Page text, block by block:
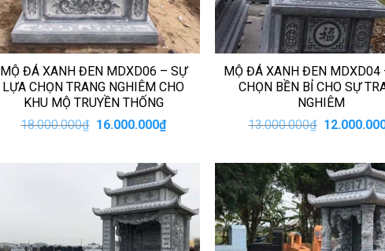
MỘ ĐÁ XANH ĐEN MDXD06 – SỰ
LỰA CHỌN TRANG NGHIÊM CHO
KHU MỘ TRUYỀN THỐNG
18.000.000₫ Giá
18.000.000₫.
16.000.000₫Giá
hiện
là:
16.000.000₫.
MỘ ĐÁ XANH ĐEN MDXD04
CHỌN BỀN BỈ CHO SỰ
NGHIÊM
13.000.000₫ Giá